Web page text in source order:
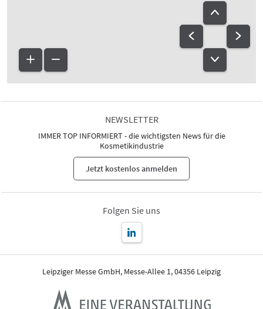
NEWSLETTER
IMMER TOP INFORMIERT - die wichtigsten News für die
Kosmetikindustrie
Jetzt kostenlos anmelden
Folgen Sie uns
Leipziger Messe GmbH, Messe-Allee 1, 04356 Leipzig